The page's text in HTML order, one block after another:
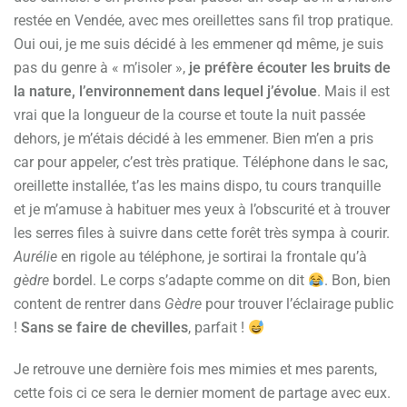
restée en Vendée, avec mes oreillettes sans fil trop pratique.
Oui oui, je me suis décidé à les emmener qd même, je suis
pas du genre à « m’isoler », je préfère écouter les bruits de
la nature, l’environnement dans lequel j’évolue. Mais il est
vrai que la longueur de la course et toute la nuit passée
dehors, je m’étais décidé à les emmener. Bien m’en a pris
car pour appeler, c’est très pratique. Téléphone dans le sac,
oreillette installée, t’as les mains dispo, tu cours tranquille
et je m’amuse à habituer mes yeux à l’obscurité et à trouver
les serres files à suivre dans cette forêt très sympa à courir.
Aurélie en rigole au téléphone, je sortirai la frontale qu’à
gèdre bordel. Le corps s’adapte comme on dit
. Bon, bien
content de rentrer dans Gèdre pour trouver l’éclairage public
! Sans se faire de chevilles, parfait !
Je retrouve une dernière fois mes mimies et mes parents,
cette fois ci ce sera le dernier moment de partage avec eux.